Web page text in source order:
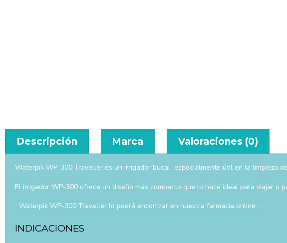
Descripción Marca Valoraciones (0)
Waterpik WP-300 Traveller es un irrigador bucal especialmente útil en la limpieza
El irrigador WP-300 ofrece un diseño más compacto que lo hace ideal para viajar o
Waterpik WP-300 Traveller lo podrá encontrar en nuestra farmacia online .
INDICACIONES